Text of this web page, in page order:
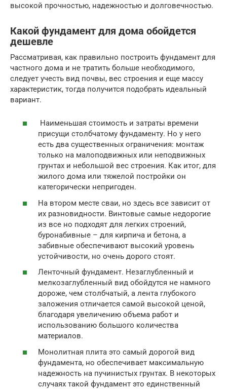
высокой прочностью, надежностью и долговечностью.
Какой фундамент для дома обойдется
дешевле
Рассматривая, как правильно построить фундамент для
частного дома и не тратить больше необходимого,
следует учесть вид почвы, вес строения и еще массу
характеристик, тогда получится подобрать идеальный
вариант.
Наименьшая стоимость и затраты времени
присущи столбчатому фундаменту. Но у него
есть два существенных ограничения: монтаж
только на малоподвижных или неподвижных
грунтах и небольшой вес строения. Как итог, для
жилого дома или тяжелой постройки он
категорически непригоден.
На втором месте сваи, но здесь все зависит от
их разновидности. Винтовые самые недорогие
из все но подходят для легких строений,
буронабивные – для кирпича и бетона, а
забивные обеспечивают высокий уровень
устойчивости, но очень дорого стоят.
Ленточный фундамент. Незаглубленный и
мелкозаглубленный вид обойдутся не намного
дороже, чем столбчатый, а лента глубокого
заложения отличается самой высокой ценой,
благодаря увеличению объема работ и
использованию большого количества
материалов.
Монолитная плита это самый дорогой вид
фундамента, но обеспечивает максимальную
надежность на пучинистых грунтах. В некоторых
случаях такой фундамент это единственный